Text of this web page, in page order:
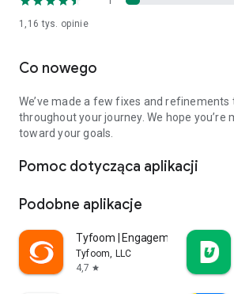
Dołącz do tysięcy pacjentów
aby przejąć kontrolę nad swoim
zdrowia.
1,16 tys. opinie
Co nowego
We’ve made a few fixes and refinements
throughout your journey. We hope you’re
toward your goals.
Pomoc dotycząca aplikacji
Podobne aplikacje
Tyfoom | Engagement Platform
Tyfoom, LLC
4,7 star